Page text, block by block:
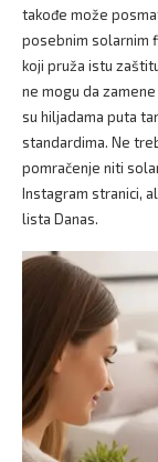
takođe može
posebnim solarnim
koji pruža istu
ne mogu da
su hiljadama puta
standardima. Ne
pomračenje niti
Instagram stranici,
lista Danas.